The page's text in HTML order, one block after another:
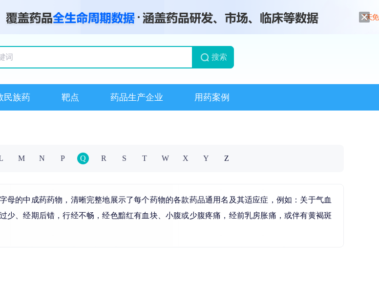
搜索
民族药 靶点 药品生产企业 用药案例
M N P Q R S T W X Y Z
母的中成药药物，清晰完整地展示了每个药物的各款药品通用名及其适应症，例如：关于气血
、经期后错，行经不畅，经色黯红有血块、小腹或少腹疼痛，经前乳房胀痛，或伴有黄褐斑